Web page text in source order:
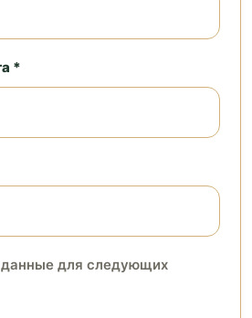
*
для следующих